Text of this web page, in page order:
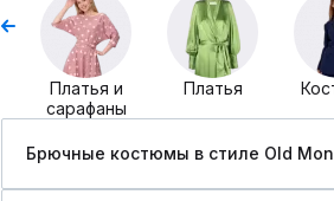
Платья и
сарафаны
Платья
Брючные костюмы в стиле Old